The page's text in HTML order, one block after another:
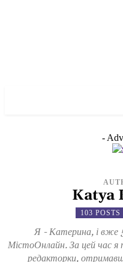
-
Katya
103 POSTS
Я - Катерина, і вже
МістоОнлайн. За цей час я
редакторки,